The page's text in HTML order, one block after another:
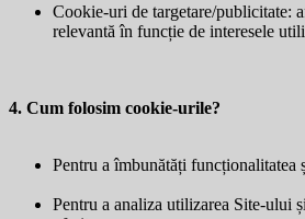
Cookie-uri de targetare/publicitate:
relevantă în funcție de interesele
4. Cum folosim cookie-urile?
Pentru a îmbunătăți funcționalitatea
Pentru a analiza utilizarea Site-ului